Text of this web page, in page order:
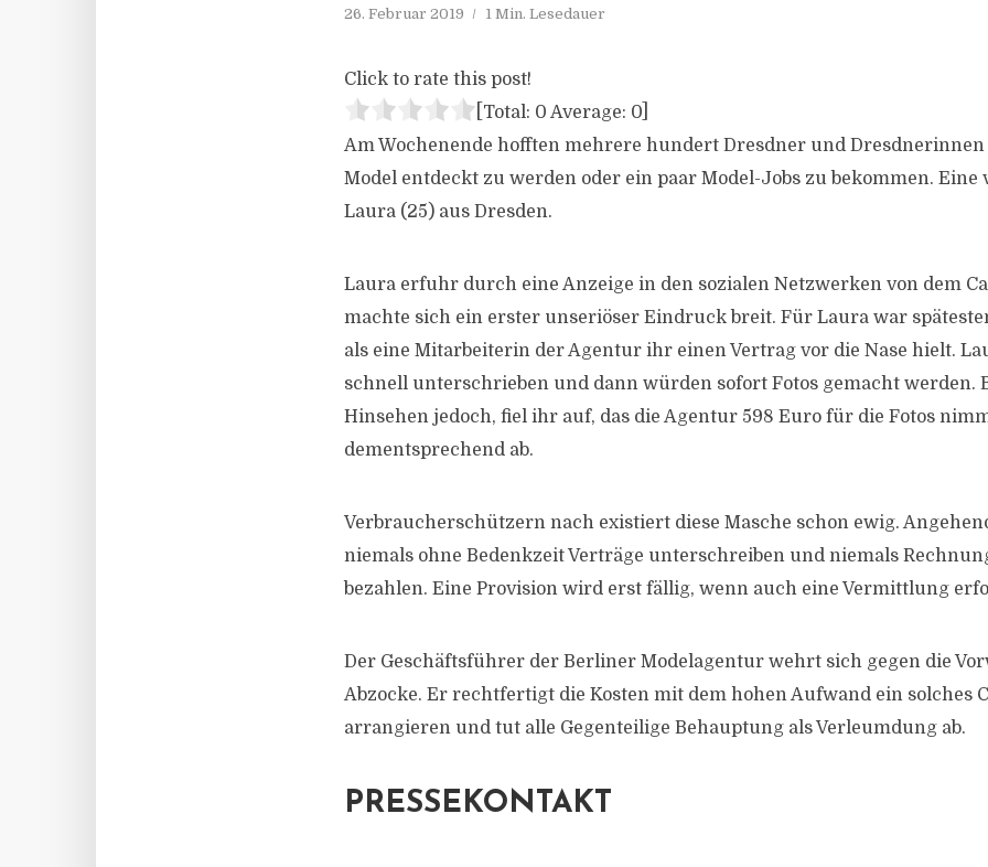
26. Februar 2019 1 Min. Lesedauer
Click to rate this post!
[Total: 0 Average: 0
Am Wochenende hofften mehrere hundert Dresdner und
Model entdeckt zu werden oder ein paar Model-Jobs zu bekommen. Eine
Laura (25) aus Dresden.
Laura erfuhr durch eine Anzeige in den sozialen Netzwerken von dem
machte sich ein erster unseriöser Eindruck breit. Für Laura war
als eine Mitarbeiterin der Agentur ihr einen Vertrag vor die Nase hielt.
schnell unterschrieben und dann würden sofort Fotos gemacht werden.
Hinsehen jedoch, fiel ihr auf, das die Agentur 598 Euro für die Fotos
dementsprechend ab.
Verbraucherschützern nach existiert diese Masche schon ewig.
niemals ohne Bedenkzeit Verträge unterschreiben und niemals
bezahlen. Eine Provision wird erst fällig, wenn auch eine Vermittlung
Der Geschäftsführer der Berliner Modelagentur wehrt sich gegen die
Abzocke. Er rechtfertigt die Kosten mit dem hohen Aufwand ein solches
arrangieren und tut alle Gegenteilige Behauptung als Verleumdung ab.
PRESSEKONTAKT